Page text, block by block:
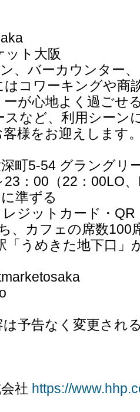
ット大阪
、バーカウンター
はコワーキングや商
が心地よく過ごせ
など、利用シーン
様をお迎えします
町5-54 グラングリ
：00（22：00LO
準ずる
ジットカード・
、カフェの席数100
「うめきた地下口」
予告なく変更され
社 https://